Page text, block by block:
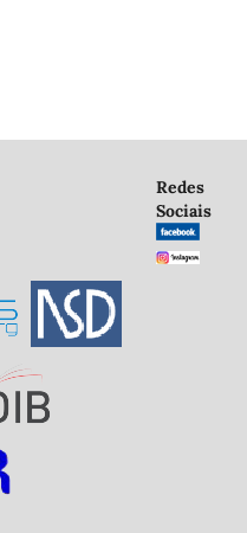
Redes
Sociais